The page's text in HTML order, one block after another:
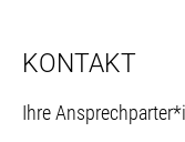
KONTAKT
Ihre